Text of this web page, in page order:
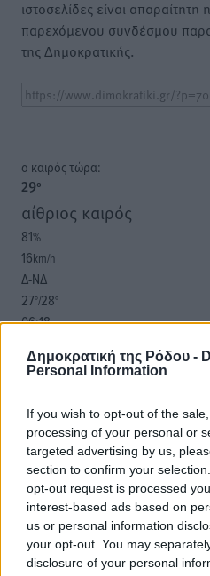
Δημοκρατική της Ρόδου -
Personal Information
If you wish to opt-out of the
processing of your personal or
targeted advertising by us,
section to confirm your
opt-out request is processed
interest-based ads based on
us or personal information
your opt-out. You may
disclosure of your personal
ιστοσελίδες είναι
παρεχόμενου συνδέσμου
της Δημοκρατικής.
o καιρός τώρα:
29°
αίθριος καιρός
81%
16km/h
Δ-ΝΔ
27°/28°
06:18
πρόγνωση:
ΣΑ
30°
ΚΥ
29°
ΔΕ
29°
ΤΡ